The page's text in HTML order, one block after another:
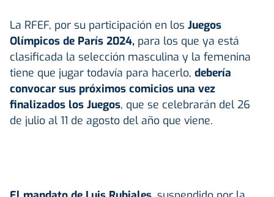
La RFEF, por su participación en los Juegos
Olímpicos de París 2024, para los que ya está
clasificada la selección masculina y la femenina
tiene que jugar todavía para hacerlo, debería
convocar sus próximos comicios una vez
finalizados los Juegos, que se celebrarán del 26
de julio al 11 de agosto del año que viene.